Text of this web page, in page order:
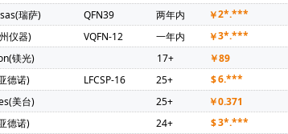
三和电容器)(31) KEMET(基美)(30) HONGFA(宏
国民技术)(21) Broadcom(博通)(20)
英泰伦)(19) 3PEAK(思瑞浦)(18) Hirose(广濑电机
芯智汇)(13) Vishay(威世)(12) TKD(泰晶)(12)
SINEDEVICE(宇宏微)(8)
MAN YUE(万裕科技)(6)
瑞萨) QFN39 两年内 ￥2*.***
仪器) VQFN-12 一年内 ￥3*.***
镁光) 17+ ￥89
德诺) LFCSP-16 25+ $6.***
美台) 25+ ￥0.371
德诺) 24+ $3*.***